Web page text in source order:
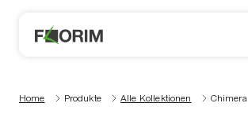
Home Produkte Alle Kollektionen Chimera